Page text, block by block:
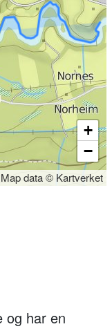
+
−
Map data © Kartverket
og har en